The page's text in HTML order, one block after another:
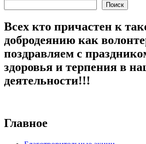
Поиск
Всех кто причастен к
добродеянию как
поздравляем с
здоровья и терпения в
деятельности!!!
Главное